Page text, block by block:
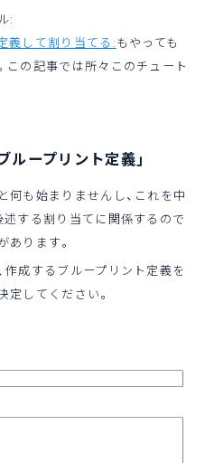
:
義して割り当てる:もやっても
この記事では所々このチュート
ループリント定義」
何も始まりませんし、これを中
する割り当てに関係するので
ります。
作成するブループリント定義を
してください。